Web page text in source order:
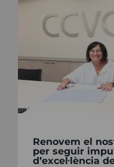
Renovem el
per seguir
d’excel·lència